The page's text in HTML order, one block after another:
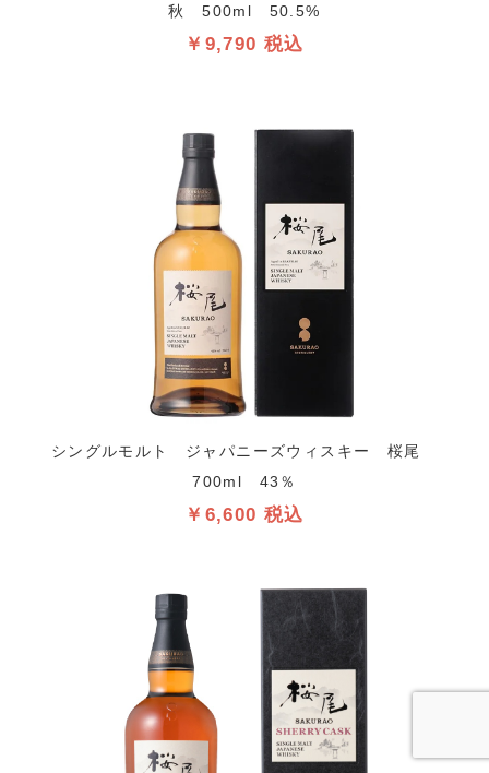
秋 500ml 50.5%
￥9,790 税込
シングルモルト ジャパニーズウィスキー 桜尾
700ml 43％
￥6,600 税込